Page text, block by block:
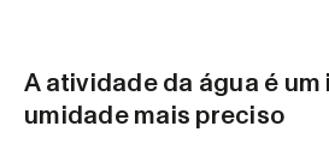
A atividade da água é
umidade mais preciso